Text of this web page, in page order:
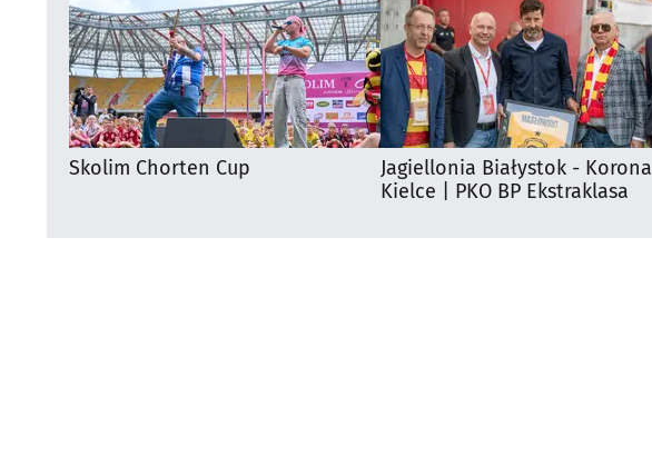
Skolim Chorten Cup
Jagiellonia Białystok - Korona
Kielce | PKO BP Ekstraklasa